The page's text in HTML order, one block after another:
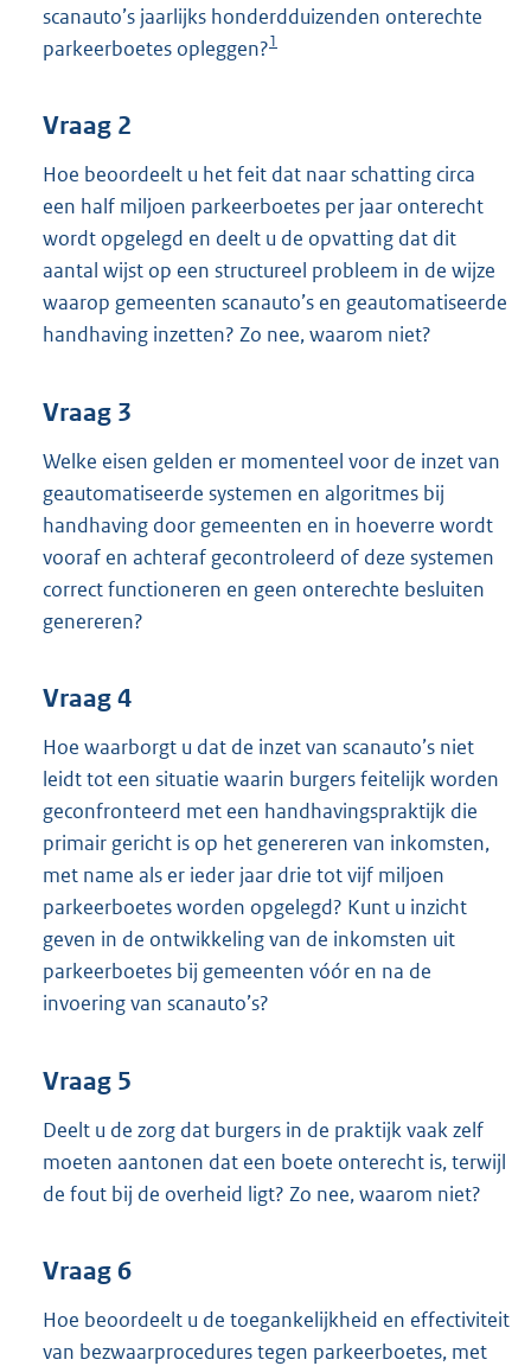
scanauto’s jaarlijks honderdduizenden onterechte
parkeerboetes opleggen?1
Vraag 2
Hoe beoordeelt u het feit dat naar schatting circa
een half miljoen parkeerboetes per jaar onterecht
wordt opgelegd en deelt u de opvatting dat dit
aantal wijst op een structureel probleem in de wijze
waarop gemeenten scanauto’s en geautomatiseerde
handhaving inzetten? Zo nee, waarom niet?
Vraag 3
Welke eisen gelden er momenteel voor de inzet van
geautomatiseerde systemen en algoritmes bij
handhaving door gemeenten en in hoeverre wordt
vooraf en achteraf gecontroleerd of deze systemen
correct functioneren en geen onterechte besluiten
genereren?
Vraag 4
Hoe waarborgt u dat de inzet van scanauto’s niet
leidt tot een situatie waarin burgers feitelijk worden
geconfronteerd met een handhavingspraktijk die
primair gericht is op het genereren van inkomsten,
met name als er ieder jaar drie tot vijf miljoen
parkeerboetes worden opgelegd? Kunt u inzicht
geven in de ontwikkeling van de inkomsten uit
parkeerboetes bij gemeenten vóór en na de
invoering van scanauto’s?
Vraag 5
Deelt u de zorg dat burgers in de praktijk vaak zelf
moeten aantonen dat een boete onterecht is, terwijl
de fout bij de overheid ligt? Zo nee, waarom niet?
Vraag 6
Hoe beoordeelt u de toegankelijkheid en effectiviteit
van bezwaarprocedures tegen parkeerboetes, met